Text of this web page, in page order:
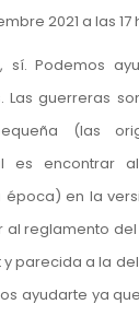
2021 a las 17
sí. Podemos
Las guerreras
(las
es encontrar
época) en la
al reglamento del
y parecida a la
ayudarte ya